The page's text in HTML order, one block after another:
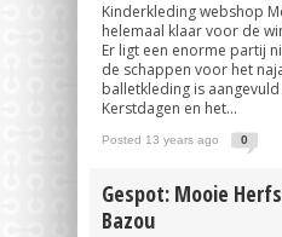
Kinderkleding webshop
helemaal klaar voor de
Er ligt een enorme partij
de schappen voor het
balletkleding is
Kerstdagen en het...
Posted 13 years ago 0
Gespot: Mooie
Bazou